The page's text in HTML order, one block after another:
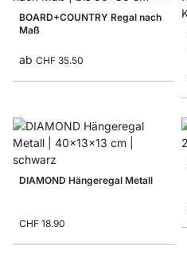
BOARD+COUNTRY Regal nach
Maß
ab CHF 35.50
DIAMOND Hängeregal Metall
CHF 18.90